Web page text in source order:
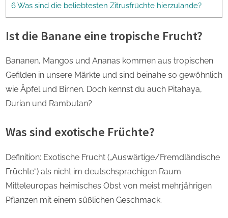
6 Was sind die beliebtesten Zitrusfrüchte hierzulande?
Ist die Banane eine tropische Frucht?
Bananen, Mangos und Ananas kommen aus tropischen
Gefilden in unsere Märkte und sind beinahe so gewöhnlich
wie Äpfel und Birnen. Doch kennst du auch Pitahaya,
Durian und Rambutan?
Was sind exotische Früchte?
Definition: Exotische Frucht („Auswärtige/Fremdländische
Früchte“) als nicht im deutschsprachigen Raum
Mitteleuropas heimisches Obst von meist mehrjährigen
Pflanzen mit einem süßlichen Geschmack.